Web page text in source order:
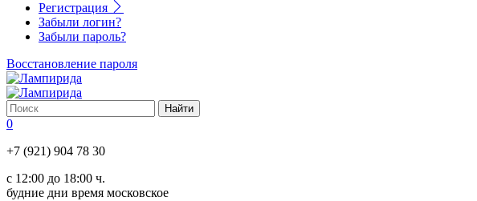
Регистрация
Забыли логин?
Забыли пароль?
Восстановление пароля
0
+7 (921) 904 78 30
с 12:00 до 18:00 ч.
будние дни время московское